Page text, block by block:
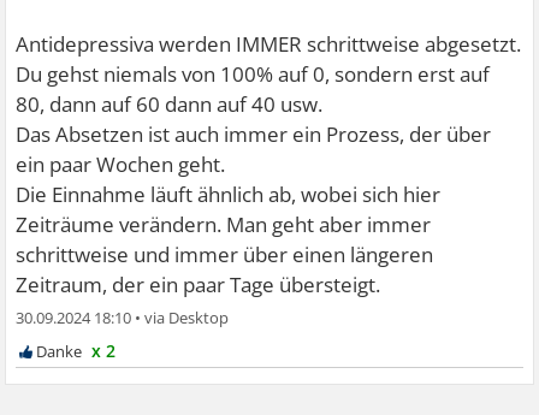
Antidepressiva werden IMMER schrittweise abgesetzt.
Du gehst niemals von 100% auf 0, sondern erst auf
80, dann auf 60 dann auf 40 usw.
Das Absetzen ist auch immer ein Prozess, der über
ein paar Wochen geht.
Die Einnahme läuft ähnlich ab, wobei sich hier
Zeiträume verändern. Man geht aber immer
schrittweise und immer über einen längeren
Zeitraum, der ein paar Tage übersteigt.
30.09.2024 18:10 •
x 2